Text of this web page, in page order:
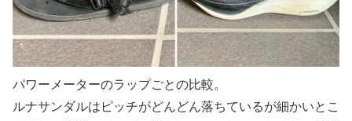
パワーメーターのラップごとの比較。
ルナサンダルはピッチがどんどん落ちているが細かいとこ